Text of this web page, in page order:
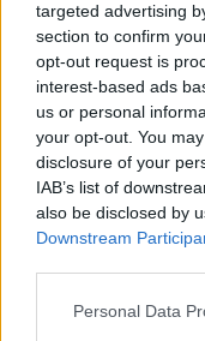
targeted advertising
section to confirm
opt-out request is
interest-based ads
us or personal
your opt-out. You
disclosure of your
IAB’s list of
also be disclosed by
Downstream
Please note that this
Personal Data
Αν τα χάσατε
Πώς το Novibet